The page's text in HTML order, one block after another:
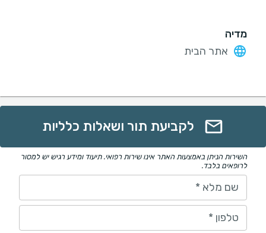
מדיה
אתר הבית
לקביעת תור ושאלות כלליות
השירות הניתן באמצעות האתר אינו שירות רפואי. תיעוד ומידע רגיש יש למסור
לרופאים בלבד.
שם מלא *
טלפון *